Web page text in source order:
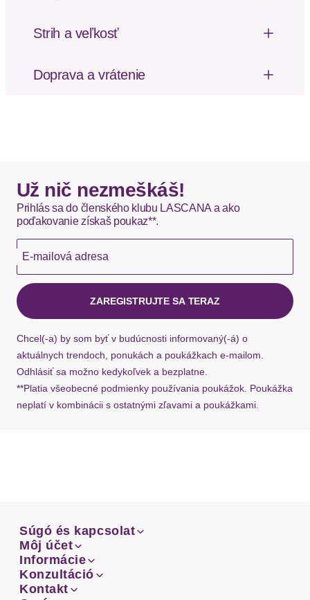
Lascana in trendiger Unifarbe. High-waist-Passform
Vzor: Jednofarebné
Strih a veľkosť
Doprava a vrátenie
Okamžite dostupné položky sú zvyčajne doručené
kuriérom DHL do 1-3 pracovných dní.
Hermes - 0,00 EUR
Okamžite dostupné položky sú zvyčajne doručené
kuriérom Hermes do 1-3 pracovných dní.
Už nič nezmeškáš!
Prihlás sa do členského klubu LASCANA a ako
poďakovanie získaš poukaz**.
E-mailová adresa
ZAREGISTRUJTE SA TERAZ
Chcel(-a) by som byť v budúcnosti informovaný(-á) o
aktuálnych trendoch, ponukách a poukážkach e-mailom.
Odhlásiť sa možno kedykoľvek a bezplatne.
**Platia všeobecné podmienky používania poukážok. Poukážka
neplatí v kombinácii s ostatnými zľavami a poukážkami.
Súgó és kapcsolat
Email
Facebook
Súgó és kapcsolat
Email
Môj účet
Prehľad objednávok
Môj účet
Prehľad objednávok
Informácie
Doprava
Informácie
Konzultáció
Sprievodca-veľkosťami
Konzultáció
Kontakt